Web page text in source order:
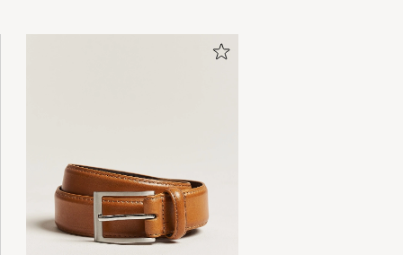
I’m falling in love❤️
TOBIAS P GEKAUFT AM AUF CAREOFCARL.SE